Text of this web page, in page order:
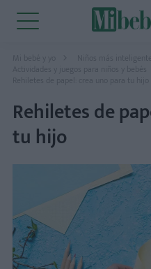
Mi bebé y yo
Niños más inteligentes
Actividades y juegos para niños y bebés
Rehiletes de papel: crea uno para tu hijo
Rehiletes de
tu hijo